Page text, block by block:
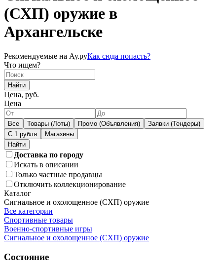
(СХП) оружие в
Архангельске
Рекомендуемые на Ау.руКак сюда попасть?
Что ищем?
Найти
Цена, руб.
Цена
Все Товары (Лоты) Промо (Объявления)
Заявки (Тендеры)
С 1 рубля
Магазины
Доставка по городу
Искать в описании
Только частные продавцы
Отключить коллекционирование
Каталог
Сигнальное и охолощенное (СХП) оружие
Все категории
Спортивные товары
Военно-спортивные игры
Сигнальное и охолощенное (СХП) оружие
Состояние